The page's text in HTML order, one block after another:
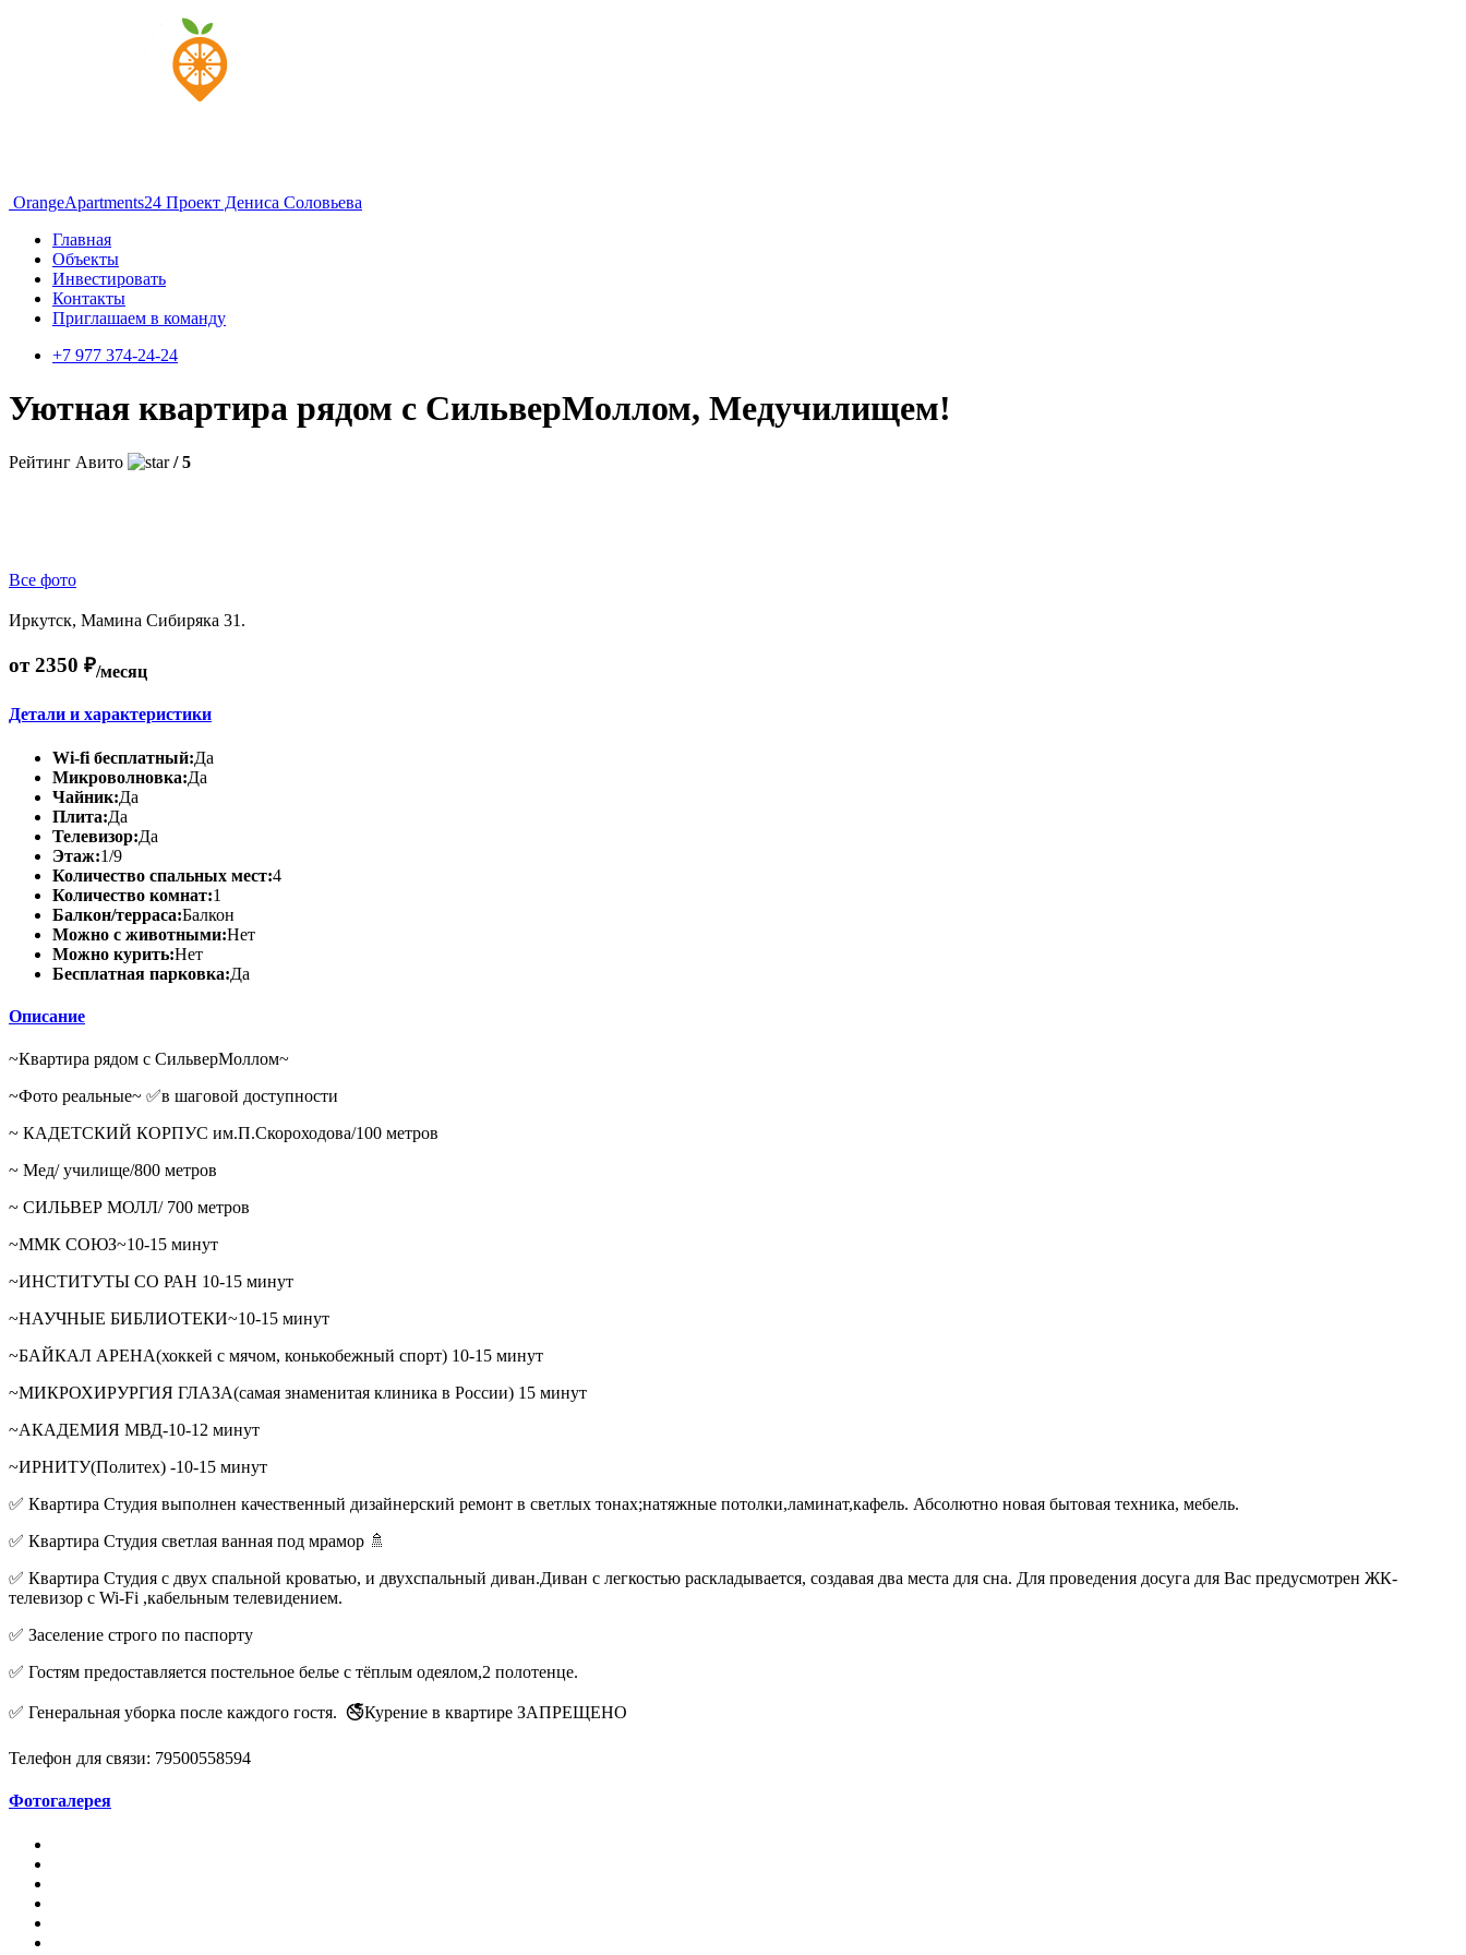
OrangeApartments24 Проект Дениса Соловьева
Главная
Объекты
Инвестировать
Контакты
Приглашаем в команду
+7 977 374-24-24
Уютная квартира рядом с СильверМоллом, Медучилищем!
Рейтинг Авито / 5
Все фото
Иркутск, Мамина Сибиряка 31.
от 2350 ₽/месяц
Детали и характеристики
Wi-fi бесплатный:Да
Микроволновка:Да
Чайник:Да
Плита:Да
Телевизор:Да
Этаж:1/9
Количество спальных мест:4
Количество комнат:1
Балкон/терраса:Балкон
Можно с животными:Нет
Можно курить:Нет
Бесплатная парковка:Да
Описание
~Квартира рядом с СильверМоллом~
~Фото реальные~ ✅в шаговой доступности
~ КАДЕТСКИЙ КОРПУС им.П.Скороходова/100 метров
~ Мед/ училище/800 метров
~ СИЛЬВЕР МОЛЛ/ 700 метров
~ММК СОЮЗ~10-15 минут
~ИНСТИТУТЫ СО РАН 10-15 минут
~НАУЧНЫЕ БИБЛИОТЕКИ~10-15 минут
~БАЙКАЛ АРЕНА(хоккей с мячом, конькобежный спорт) 10-15 минут
~МИКРОХИРУРГИЯ ГЛАЗА(самая знаменитая клиника в России) 15 минут
~АКАДЕМИЯ МВД-10-12 минут
~ИРНИТУ(Политех) -10-15 минут
✅ Квартира Студия выполнен качественный дизайнерский ремонт в светлых тонах;натяжные потолки,ламинат,кафель. Абсолютно новая бытовая техника, мебель.
✅ Квартира Студия светлая ванная под мрамор 🚿
✅ Квартира Студия с двух спальной кроватью, и двухспальный диван.Диван с легкостью раскладывается, создавая два места для сна. Для проведения досуга для Вас предусмотрен ЖК-
телевизор с Wi-Fi ,кабельным телевидением.
✅ Заселение строго по паспорту
✅ Гостям предоставляется постельное белье с тёплым одеялом,2 полотенце.
✅ Генеральная уборка после каждого гостя. 🚭Курение в квартире ЗАПРЕЩЕНО
Телефон для связи: 79500558594
Фотогалерея